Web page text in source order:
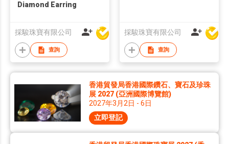
Diamond Earring
採駿珠寶有限公司
查詢
採駿珠寶有限公司
查詢
香港貿發局香港國際鑽石、寶石及珍珠
展 2027 (亞洲國際博覽館)
2027年3月2日 - 6日
立即登記